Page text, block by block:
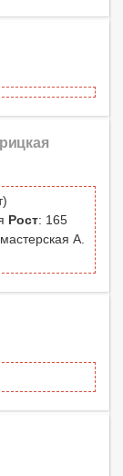
Рост: 165
А.